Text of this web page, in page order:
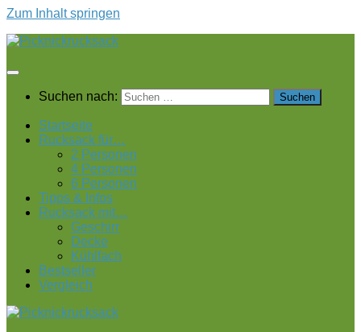
Zum Inhalt springen
Suchen nach:
Startseite
Rucksack für…
2 Personen
4 Personen
6 Personen
Tipps & Infos
Rucksack mit…
Geschirr
Decke
Kühlfach
Bestseller
Vergleich